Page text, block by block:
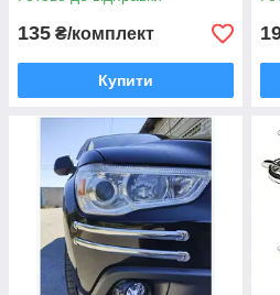
135 ₴/комплект
Купити